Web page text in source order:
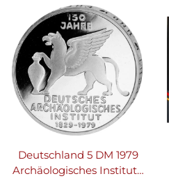
Deutschland 5 DM 1979
Archäologisches Institut -